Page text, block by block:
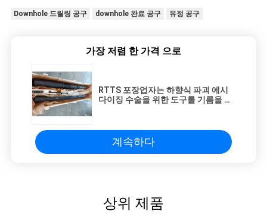
Downhole 드릴링 공구 downhole 완료 공구 유정 공구
가장 저렴 한 가격 으로
RTTS 포장업자는 하향식 파괴 에시
다이징 수술을 위한 도구를 기름을 칩
계속하다
상위 제품